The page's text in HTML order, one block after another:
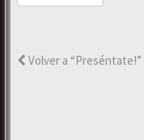
Volver a “Preséntate!”